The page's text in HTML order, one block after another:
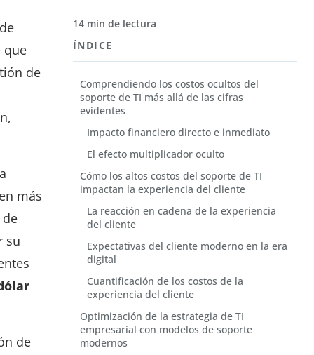
que
de
más
su
de
14 min de lectura
ÍNDICE
Comprendiendo los costos ocultos del
soporte de TI más allá de las cifras
evidentes
Impacto financiero directo e inmediato
El efecto multiplicador oculto
Cómo los altos costos del soporte de TI
impactan la experiencia del cliente
La reacción en cadena de la experiencia
del cliente
Expectativas del cliente moderno en la era
digital
Cuantificación de los costos de la
experiencia del cliente
Optimización de la estrategia de TI
empresarial con modelos de soporte
modernos